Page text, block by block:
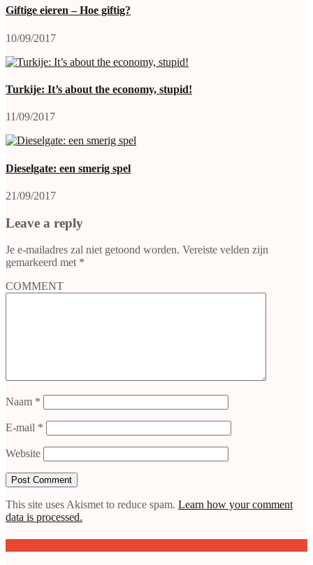
Giftige eieren – Hoe giftig?
10/09/2017
Turkije: It’s about the economy, stupid!
11/09/2017
Dieselgate: een smerig spel
21/09/2017
Leave a reply
Je e-mailadres zal niet getoond worden. Vereiste velden zijn
gemarkeerd met *
COMMENT
Naam *
E-mail *
Website
This site uses Akismet to reduce spam. Learn how your comment
data is processed.